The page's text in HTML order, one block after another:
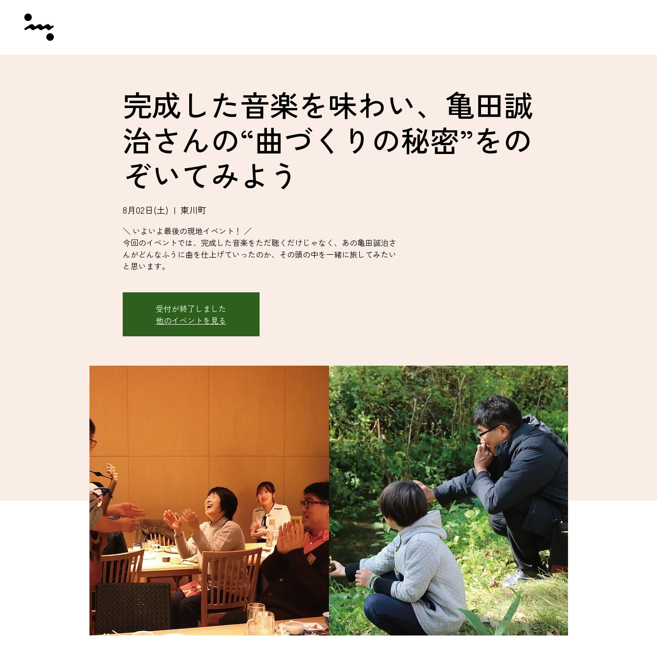
完成した音楽を味わい、亀田誠
治さんの“曲づくりの秘密”をの
ぞいてみよう
8月02日(土)
  |
東川町
＼ いよいよ最後の現地イベント！ ／
今回のイベントでは、完成した音楽をただ聴くだけじゃなく、あの亀田誠治さ
んがどんなふうに曲を仕上げていったのか、その頭の中を一緒に旅してみたい
と思います。
受付が終了しました
他のイベントを見る